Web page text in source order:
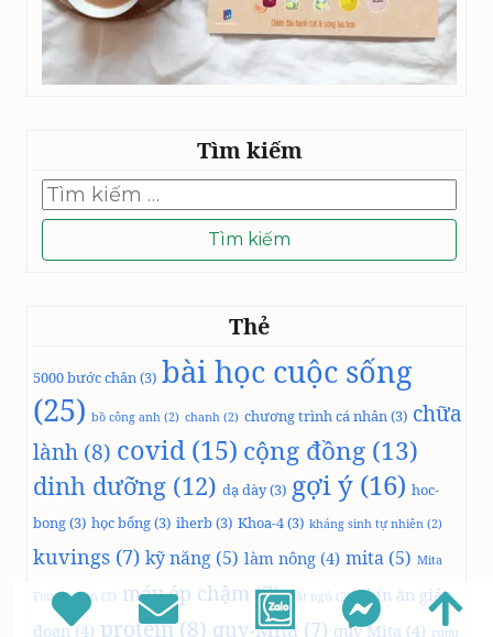
Tìm kiếm
Tìm
kiếm
cho:
Thẻ
5000 bước chân(3) bài học cuộc sống
(25) bồ công anh (2) chanh (2) chương trình cá nhân(3) chữa
lành (8) covid (15) cộng đồng (13)
dinh dưỡng (12) dạ dày(3) gợi ý (16) hoc-
bong(3) học bổng(3) iherb(3) Khoa-4(3) kháng sinh tự nhiên (2)
kuvings (7) kỹ năng (5) làm nông (4) mita (5) Mita
Foundation (2) máy ép chậm (7) mất ngủ (2) nhịn ăn gián
đoạn(4) protein(8) quy-Mita (7) quỹ Mita (4) rượu